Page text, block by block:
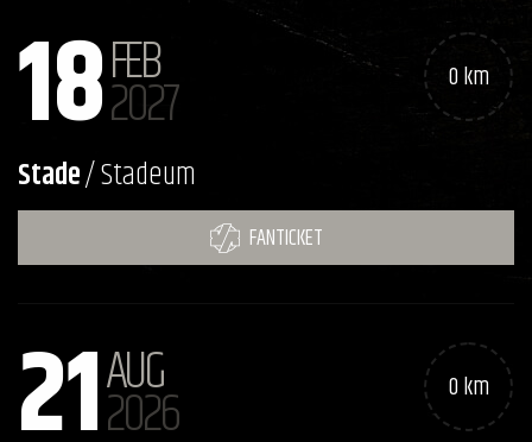
18FEB
2027 0 km
Stade/ Stadeum
FANTICKET
21AUG
2026 0 km